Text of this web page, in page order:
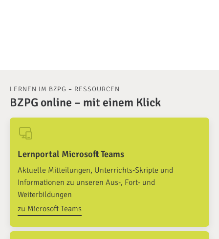
LERNEN IM BZPG – RESSOURCEN
BZPG online – mit einem Klick
Lernportal Microsoft Teams
Aktuelle Mitteilungen, Unterrichts-Skripte und
Informationen zu unseren Aus-, Fort- und
Weiterbildungen
zu Microsoft Teams